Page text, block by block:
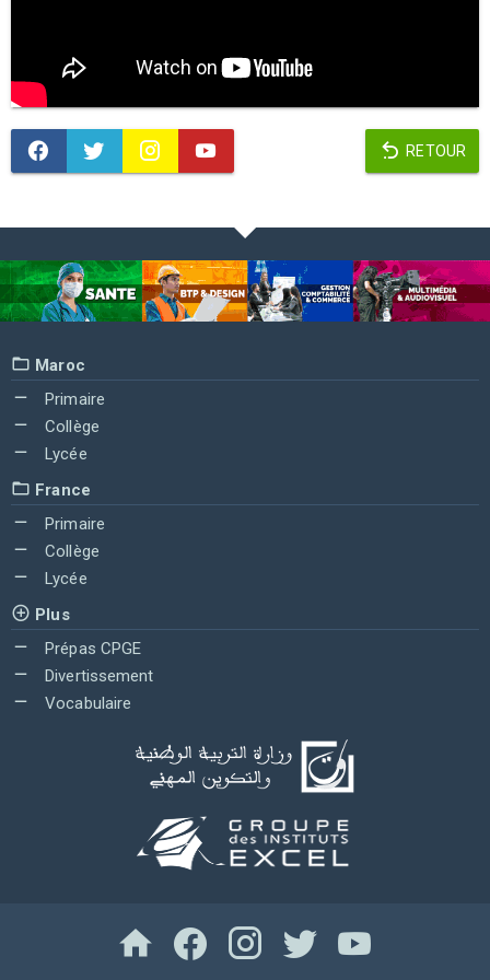
RETOUR
Maroc
Primaire
Collège
Lycée
France
Primaire
Collège
Lycée
Plus
Prépas CPGE
Divertissement
Vocabulaire